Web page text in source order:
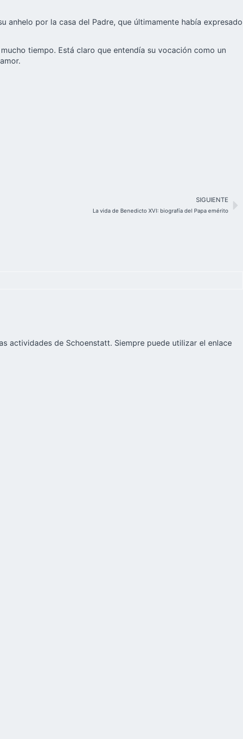
anhelo por la casa del Padre, que últimamente había expresado
tiempo. Está claro que entendía su vocación como un
SIGUIENTE
La vida de Benedicto XVI: biografía del Papa emérito
actividades de Schoenstatt. Siempre puede utilizar el enlace